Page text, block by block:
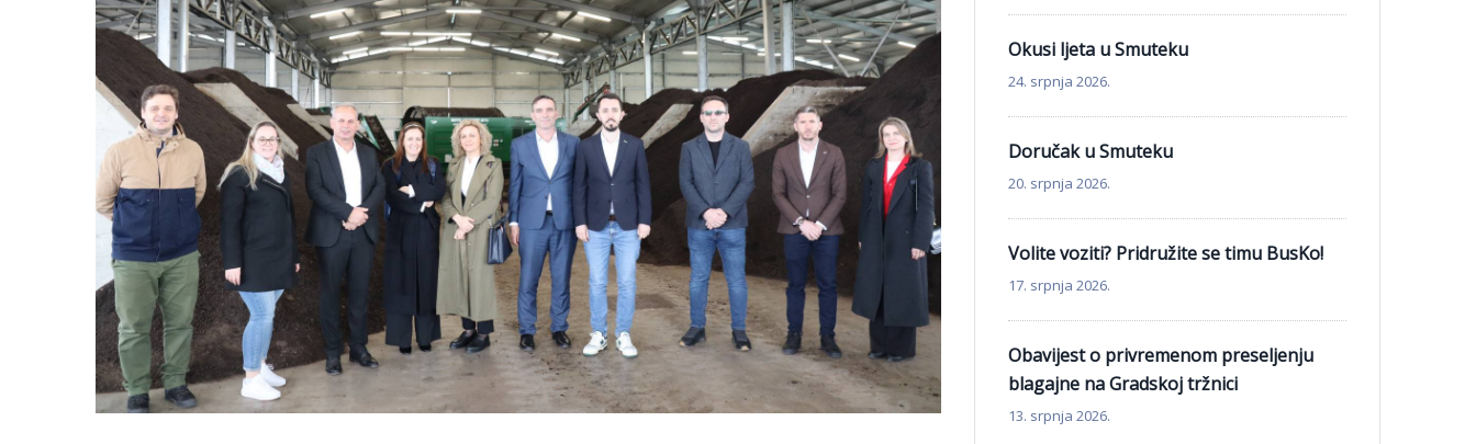
Okusi ljeta u Smuteku
24. srpnja 2026.
Doručak u Smuteku
20. srpnja 2026.
Volite voziti? Pridružite se timu BusKo!
17. srpnja 2026.
Obavijest o privremenom preseljenju
blagajne na Gradskoj tržnici
13. srpnja 2026.